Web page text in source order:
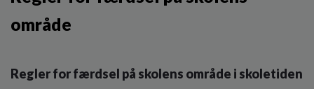
område
Regler for færdsel på skolens område i skoletiden